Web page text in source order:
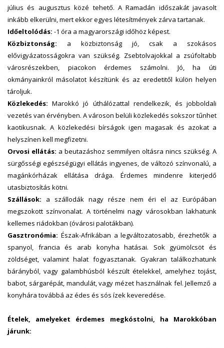
július és augusztus közé tehető. A Ramadán időszakát javasolt
inkább elkerülni, mert ekkor egyes létesítmények zárva tartanak.
Időeltolódás: -1 óra a magyarországi időhöz képest.
Közbiztonság: a közbiztonság jó, csak a szokásos
elővigyázatosságokra van szükség. Zsebtolvajokkal a zsúfoltabb
városrészekben, piacokon érdemes számolni. Jó, ha úti
okmányainkról másolatot készítünk és az eredetitől külön helyen
tároljuk.
Közlekedés:Marokkó jó úthálózattal rendelkezik, és jobboldali
vezetés van érvényben. A városon belüli közlekedés sokszor tűnhet
kaotikusnak. A közlekedési bírságok igen magasak és azokat a
helyszínen kell megfizetni.
Orvosi ellátás: a beutazáshoz semmilyen oltásra nincs szükség. A
sürgősségi egészségügyi ellátás ingyenes, de változó színvonalú, a
magánkórházak ellátása drága. Érdemes mindenre kiterjedő
utasbiztosítás kötni.
Szállások: a szállodák nagy része nem éri el az Európában
megszokott színvonalat. A történelmi nagy városokban lakhatunk
kellemes riádokban (óvárosi palotákban).
Gasztronómia: Észak-Afrikában a legváltozatosabb, érezhetők a
spanyol, francia és arab konyha hatásai. Sok gyümölcsöt és
zöldséget, valamint halat fogyasztanak. Gyakran találkozhatunk
bárányból, vagy galambhúsból készült ételekkel, amelyhez tojást,
babot, sárgarépát, mandulát, vagy mézet használnak fel. Jellemző a
konyhára továbbá az édes és sós ízek keveredése.
Ételek, amelyeket érdemes megkóstolni, ha Marokkóban
járunk: